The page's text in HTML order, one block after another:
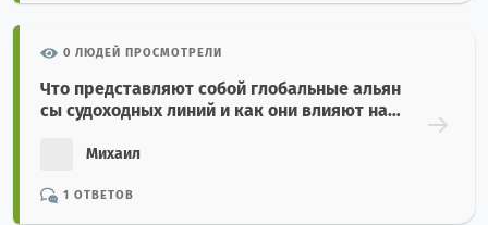
0 ЛЮДЕЙ ПРОСМОТРЕЛИ
Что представляют собой глобальные альян
сы судоходных линий и как они влияют на с
Михаил
1 ОТВЕТОВ